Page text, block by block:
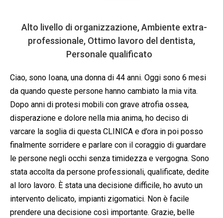
Alto livello di organizzazione, Ambiente extra-
professionale, Ottimo lavoro del dentista,
Personale qualificato
Ciao, sono Ioana, una donna di 44 anni. Oggi sono 6 mesi
da quando queste persone hanno cambiato la mia vita.
Dopo anni di protesi mobili con grave atrofia ossea,
disperazione e dolore nella mia anima, ho deciso di
varcare la soglia di questa CLINICA e d’ora in poi posso
finalmente sorridere e parlare con il coraggio di guardare
le persone negli occhi senza timidezza e vergogna. Sono
stata accolta da persone professionali, qualificate, dedite
al loro lavoro. È stata una decisione difficile, ho avuto un
intervento delicato, impianti zigomatici. Non è facile
prendere una decisione così importante. Grazie, belle